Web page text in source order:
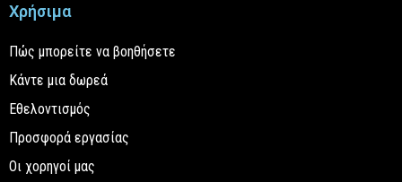
Χρήσιμα
Πώς μπορείτε να βοηθήσετε
Κάντε μια δωρεά
Εθελοντισμός
Προσφορά εργασίας
Οι χορηγοί μας